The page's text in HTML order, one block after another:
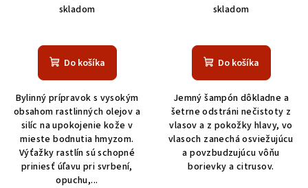
skladom
Do košíka
Bylinný prípravok s vysokým
obsahom rastlinných olejov a
silíc na upokojenie kože v
mieste bodnutia hmyzom.
Výťažky rastlín sú schopné
priniesť úľavu pri svrbení,
opuchu,...
skladom
Do košíka
Jemný šampón dôkladne a
šetrne odstráni nečistoty z
vlasov a z pokožky hlavy, vo
vlasoch zanechá osviežujúcu
a povzbudzujúcu vôňu
borievky a citrusov.